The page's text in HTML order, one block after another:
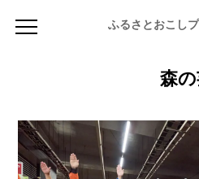
ふるさとおこし
森